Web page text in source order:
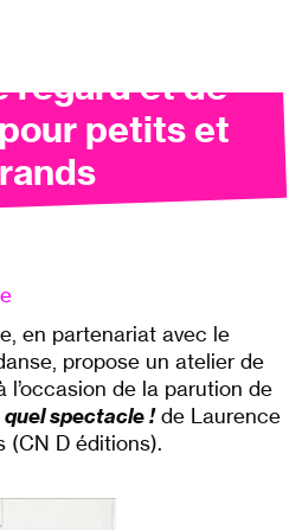
regard et de
petits et
en partenariat avec le
propose un atelier de
l’occasion de la parution de
spectacle!de Laurence
(CN D éditions).